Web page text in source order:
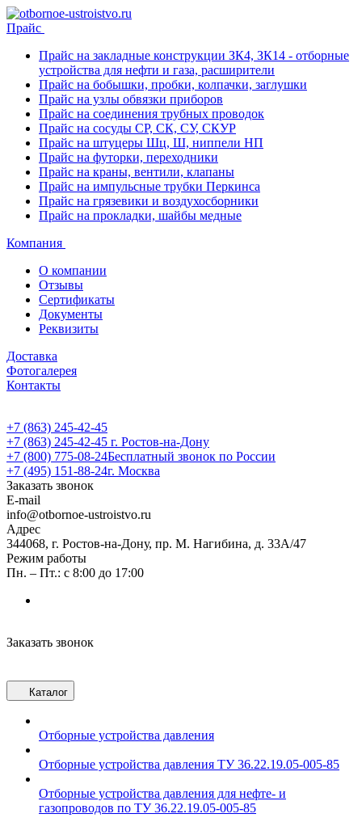
Прайс
Прайс на закладные конструкции ЗК4, ЗК14 - отборные
устройства для нефти и газа, расширители
Прайс на бобышки, пробки, колпачки, заглушки
Прайс на узлы обвязки приборов
Прайс на соединения трубных проводок
Прайс на сосуды СР, СК, СУ, СКУР
Прайс на штуцеры Шц, Ш, ниппели НП
Прайс на футорки, переходники
Прайс на краны, вентили, клапаны
Прайс на импульсные трубки Перкинса
Прайс на грязевики и воздухосборники
Прайс на прокладки, шайбы медные
Компания
О компании
Отзывы
Сертификаты
Документы
Реквизиты
Доставка
Фотогалерея
Контакты
+7 (863) 245-42-45
+7 (863) 245-42-45 г. Ростов-на-Дону
+7 (800) 775-08-24Бесплатный звонок по России
+7 (495) 151-88-24г. Москва
Заказать звонок
E-mail
info@otbornoe-ustroistvo.ru
Адрес
344068, г. Ростов-на-Дону, пр. М. Нагибина, д. 33А/47
Режим работы
Пн. – Пт.: с 8:00 до 17:00
Заказать звонок
Каталог
Отборные устройства давления
Отборные устройства давления ТУ 36.22.19.05-005-85
Отборные устройства давления для нефте- и
газопроводов по ТУ 36.22.19.05-005-85